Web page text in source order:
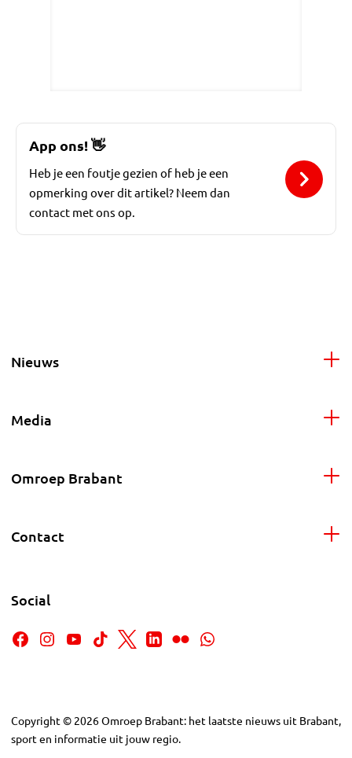
App ons!👋
Heb je een foutje gezien of heb je een
opmerking over dit artikel? Neem dan
contact met ons op.
Nieuws
Media
Omroep Brabant
Contact
Social
Copyright © 2026Omroep Brabant: het laatste nieuws uit Brabant,
sport en informatie uit jouw regio.